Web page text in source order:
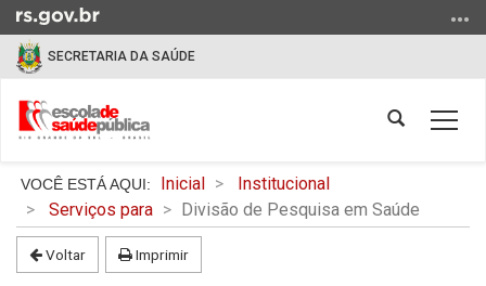
para
para
menu
SECRETARIA DA SAÚDE
Abrir
Início
conteúdo
Inicial
Institucional
Serviços para
Divisão de Pesquisa em Saúde
Voltar Imprimir